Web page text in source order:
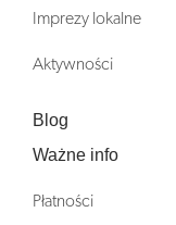
Imprezy lokalne
Aktywności
Blog
Ważne info
Płatności